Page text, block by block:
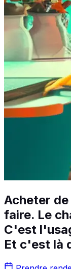
Acheter
faire. Le
C'est
Et c'est là